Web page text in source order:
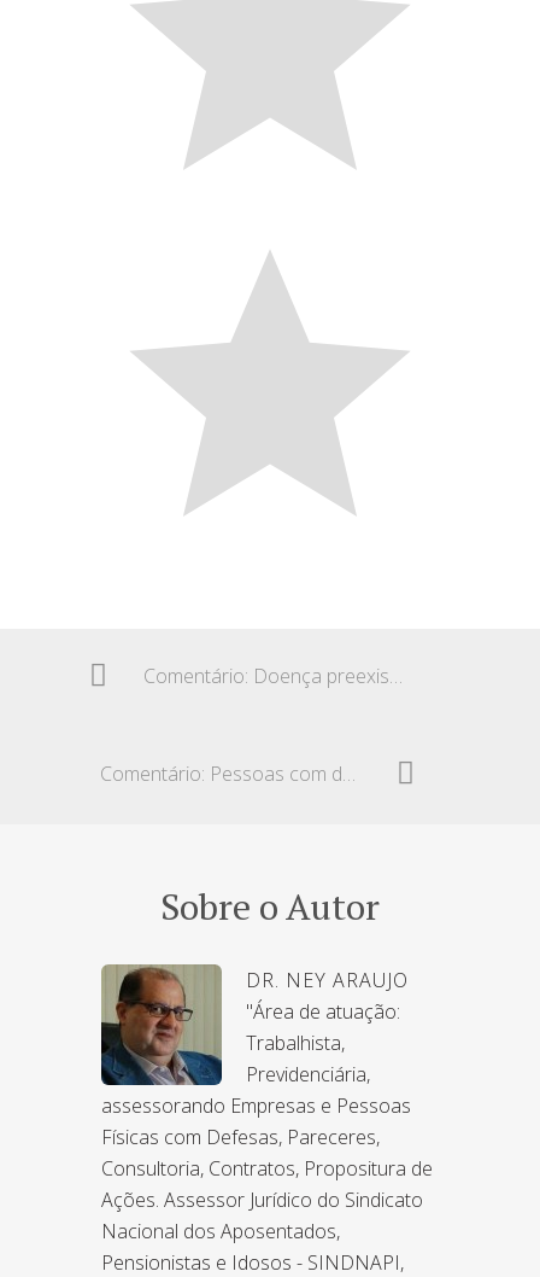
Comentário: Doença preexistente e os reflexos trabalhistas e previdenciários
Comentário: Pessoas com deficiência e o crescimento dos empregos formais
Sobre o Autor
DR. NEY ARAUJO
"Área de atuação:
Trabalhista,
Previdenciária,
assessorando Empresas e Pessoas
Físicas com Defesas, Pareceres,
Consultoria, Contratos, Propositura de
Ações. Assessor Jurídico do Sindicato
Nacional dos Aposentados,
Pensionistas e Idosos - SINDNAPI,